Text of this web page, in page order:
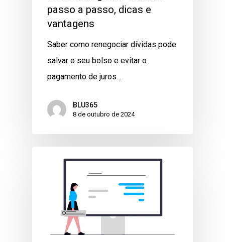
passo a passo, dicas e
vantagens
Saber como renegociar dívidas pode
salvar o seu bolso e evitar o
pagamento de juros…
BLU365
8 de outubro de 2024